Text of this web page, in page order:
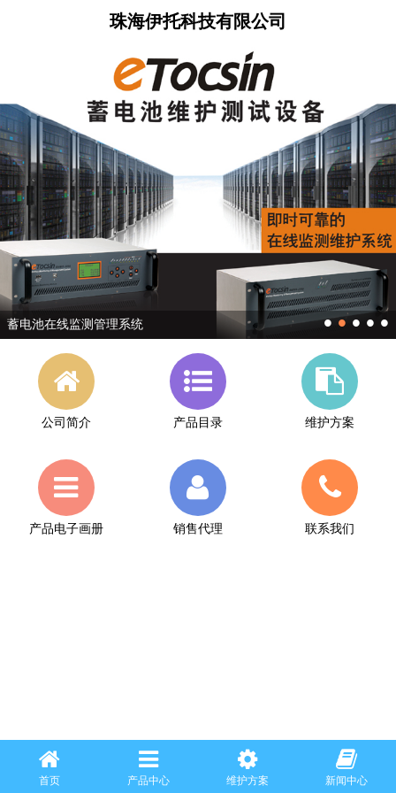
珠海伊托科技有限公司
蓄电池在线监测管理系统 •
•
•
•
•
公司简介 产品目录 维护方案
产品电子画册 销售代理 联系我们
首页 产品中心 维护方案 新闻中心